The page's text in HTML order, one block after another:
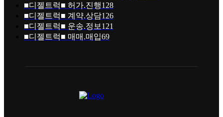
■디젤트럭■ 허가.진행128
■디젤트럭■ 계약.상담126
■디젤트럭■ 운송.정보 121
■디젤트럭■ 매매.매입69